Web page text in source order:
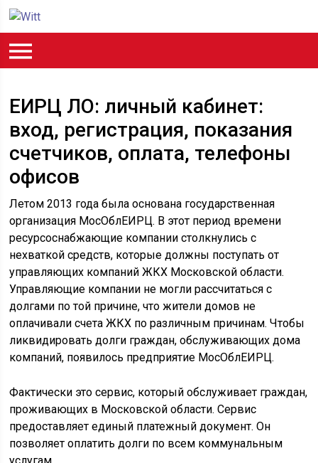
ЕИРЦ ЛО: личный кабинет:
вход, регистрация, показания
счетчиков, оплата, телефоны
офисов
Летом 2013 года была основана государственная
организация MocOблEИPЦ. В этот период времени
ресурсоснабжающие компании столкнулись с
нехваткой средств, которые должны поступать от
управляющих компаний ЖКХ Московской области.
Управляющие компании не могли рассчитаться с
долгами по той причине, что жители домов не
оплачивали счета ЖКХ по различным причинам. Чтобы
ликвидировать долги граждан, обслуживающих дома
компаний, появилось предприятие MocOблEИPЦ.
Фактически это сервис, который обслуживает граждан,
проживающих в Московской области. Сервис
предоставляет единый платежный документ. Он
позволяет оплатить долги по всем коммунальным